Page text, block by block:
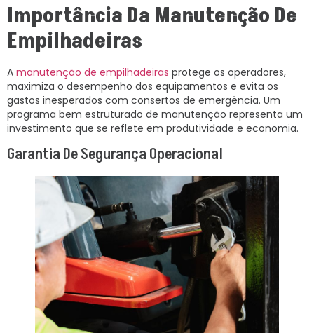
Importância Da Manutenção De
Empilhadeiras
A manutenção de empilhadeiras protege os operadores,
maximiza o desempenho dos equipamentos e evita os
gastos inesperados com consertos de emergência. Um
programa bem estruturado de manutenção representa um
investimento que se reflete em produtividade e economia.
Garantia De Segurança Operacional